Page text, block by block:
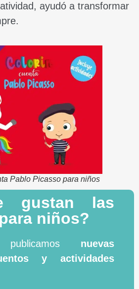
ayudó a transformar
Pablo Picasso para niños
gustan las
niños?
nuevas
y actividades